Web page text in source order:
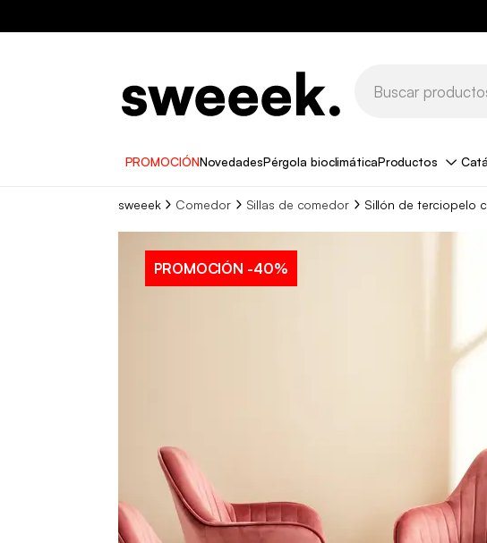
PROMOCIÓNNovedadesPérgola bioclimáticaProductos
sweeek Comedor Sillas de comedor Sillón de terciopelo
PROMOCIÓN -40%